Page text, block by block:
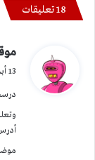
‫18 تعليقات
ي
ل
13 أبريل، 2012 الساعة 9:02 م